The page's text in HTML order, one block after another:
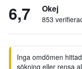
6,7 Okej
853
Inga omdömen
sökning eller rensa